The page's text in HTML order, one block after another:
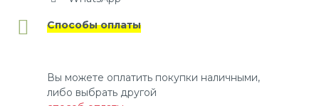
Способы оплаты
Вы можете оплатить покупки наличными,
либо выбрать другой